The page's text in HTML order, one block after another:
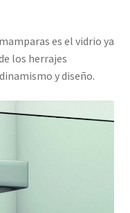
es el vidrio ya
los herrajes
y diseño.